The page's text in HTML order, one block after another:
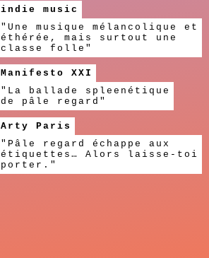
indie music
"Une musique mélancolique et
éthérée, mais surtout une
classe folle"
Manifesto XXI
"La ballade spleenétique
de pâle regard"
Arty Paris
"Pâle regard échappe aux
étiquettes… Alors laisse-toi
porter."